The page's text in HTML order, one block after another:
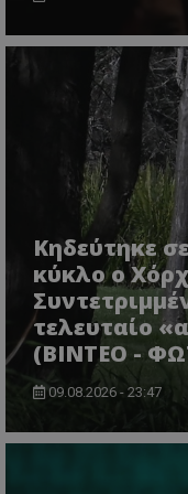
Κηδεύτηκε
κύκλο ο
τελευταίο
(ΒΙΝΤΕΟ -
09.08.2026 - 23:47